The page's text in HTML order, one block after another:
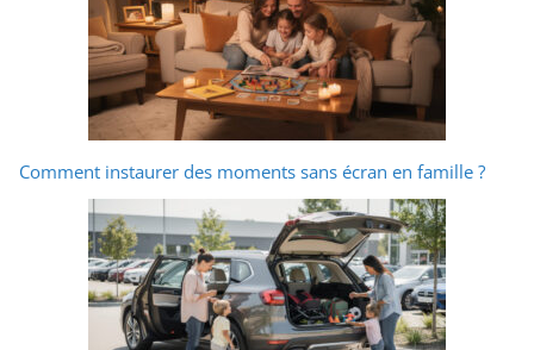
Comment instaurer des moments sans écran en famille ?